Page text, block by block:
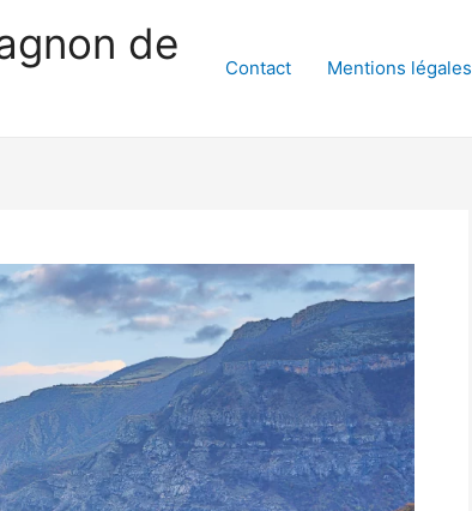
de
Contact Mentions légales